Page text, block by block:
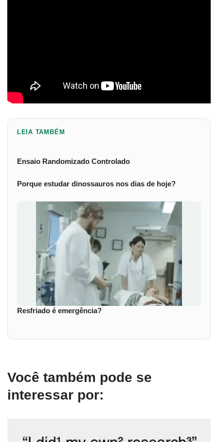
LEIA TAMBÉM
Ensaio Randomizado Controlado
Porque estudar dinossauros nos dias de hoje?
Resfriado é emergência?
Você também pode se
interessar por: